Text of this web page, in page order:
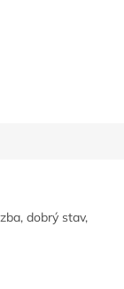
dobrý stav,